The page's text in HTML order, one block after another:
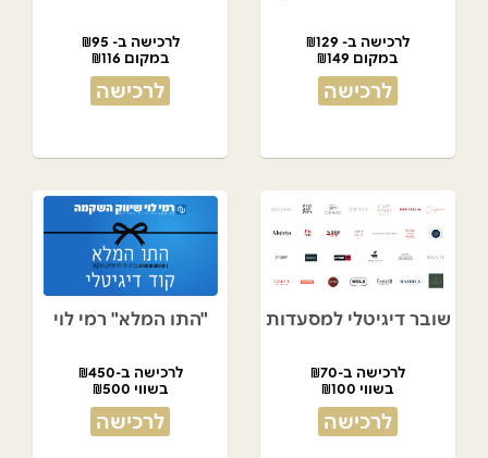
לרכישה ב- ₪129
במקום ₪149
לרכישה
לרכישה ב- ₪95
במקום ₪116
לרכישה
שובר דיגיטלי למסעדות
לרכישה ב-₪70
בשווי ₪100
לרכישה
"התו המלא" רמי לוי
לרכישה ב-₪450
בשווי ₪500
לרכישה